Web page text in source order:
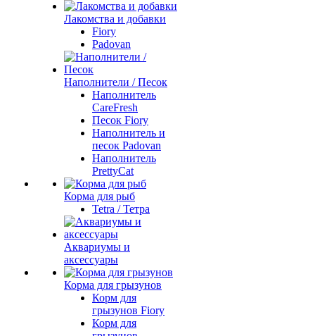
Лакомства и добавки
Fiory
Padovan
Наполнители / Песок
Наполнитель
CareFresh
Песок Fiory
Наполнитель и
песок Padovan
Наполнитель
PrettyCat
Корма для рыб
Tetra / Тетра
Аквариумы и
аксессуары
Корма для грызунов
Корм для
грызунов Fiory
Корм для